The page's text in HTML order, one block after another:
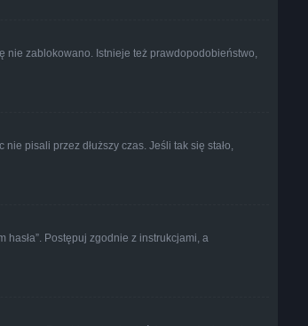
nie zablokowano. Istnieje też prawdopodobieństwo,
pisali przez dłuższy czas. Jeśli tak się stało,
Postępuj zgodnie z instrukcjami, a